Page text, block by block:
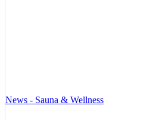
News - Sauna & Wellness